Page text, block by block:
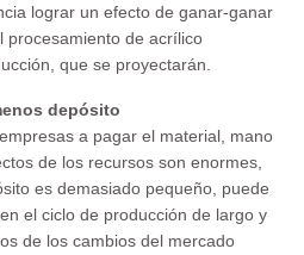
lograr un efecto de ganar-ganar
procesamiento de acrílico
que se proyectarán.
depósito
a pagar el material, mano
de los recursos son enormes,
es demasiado pequeño, puede
el ciclo de producción de largo y
de los cambios del mercado